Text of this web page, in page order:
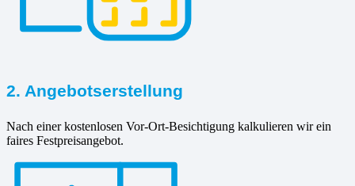
2. Angebotserstellung
Nach einer kostenlosen Vor-Ort-Besichtigung kalkulieren wir ein
faires Festpreisangebot.